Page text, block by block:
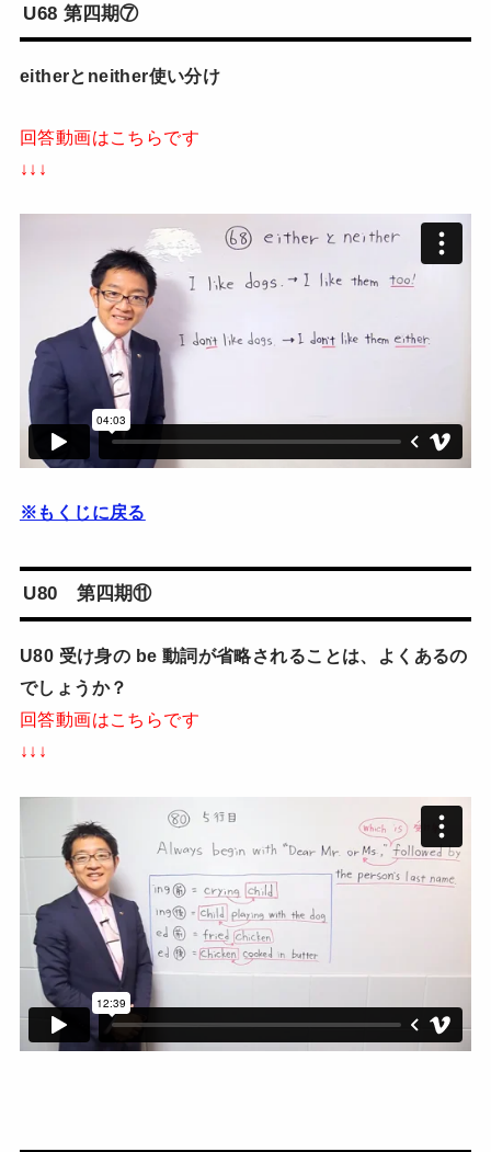
U68 第四期⑦
eitherとneither使い分け
回答動画はこちらです
↓↓↓
※もくじに戻る
U80 第四期⑪
U80 受け身の be 動詞が省略されることは、よくあるの
でしょうか？
回答動画はこちらです
↓↓↓